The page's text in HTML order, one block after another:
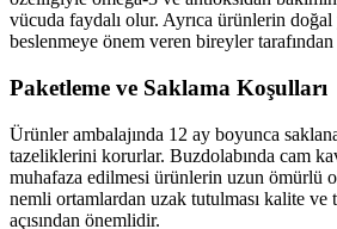
vücuda faydalı olur. Ayrıca ürünlerin doğal
beslenmeye önem veren bireyler
Paketleme ve Saklama Koşulları
Ürünler ambalajında 12 ay boyunca
tazeliklerini korurlar. Buzdolabında cam
muhafaza edilmesi ürünlerin uzun ömürlü
nemli ortamlardan uzak tutulması kalite ve
açısından önemlidir.